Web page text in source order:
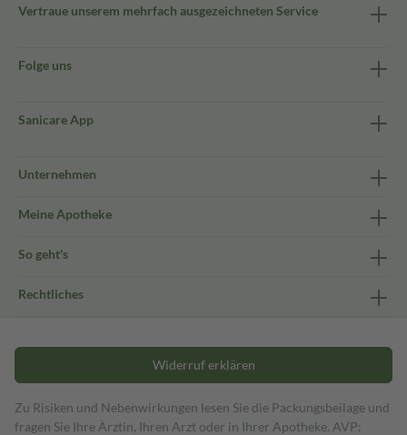
Vertraue unserem mehrfach ausgezeichneten Service
Folge uns
Sanicare App
Unternehmen
Meine Apotheke
So geht's
Rechtliches
Widerruf erklären
Zu Risiken und Nebenwirkungen lesen Sie die Packungsbeilage und
fragen Sie Ihre Ärztin, Ihren Arzt oder in Ihrer Apotheke. AVP: